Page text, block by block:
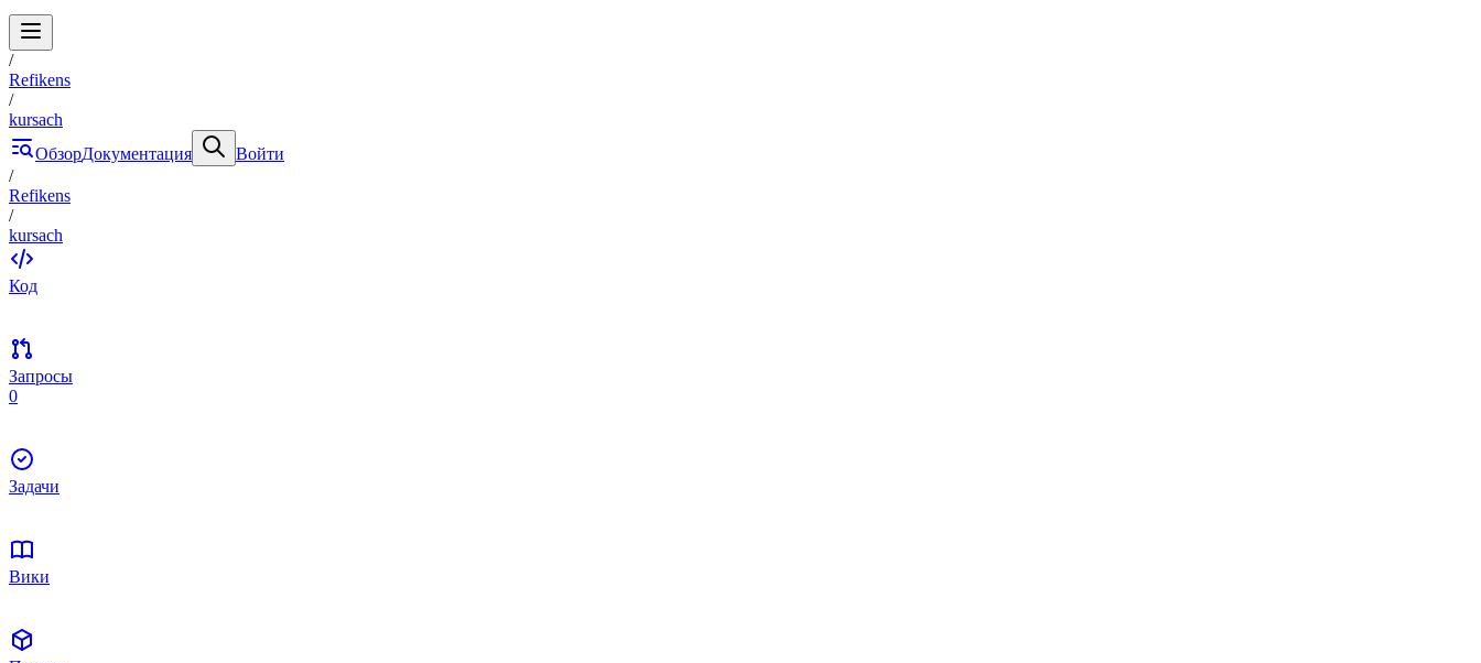
/
Refikens
/
kursach
ОбзорДокументация
Войти
/
Refikens
/
kursach
Код
Запросы
0
Задачи
Вики